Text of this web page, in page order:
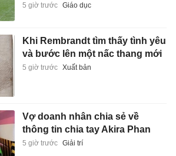
5 giờ trước Giáo dục
Khi Rembrandt tìm thấy tình yêu
và bước lên một nấc thang mới
5 giờ trước Xuất bản
Vợ doanh nhân chia sẻ về
thông tin chia tay Akira Phan
5 giờ trước Giải trí